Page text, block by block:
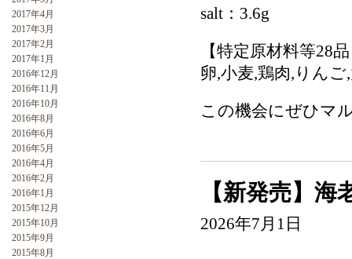
2017年4月
2017年3月
2017年2月
2017年1月
2016年12月
2016年11月
2016年10月
2016年8月
2016年6月
2016年5月
2016年4月
2016年2月
2016年1月
2015年12月
2015年10月
2015年9月
2015年8月
salt：3.6g
【特定原材料等28
卵,小麦,鶏肉,りんご
この機会にぜひマ
【新発売】
2026年7月1日